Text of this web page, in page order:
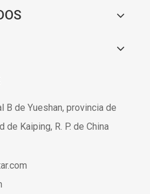
B de Yueshan, provincia de
de Kaiping, R. P. de China